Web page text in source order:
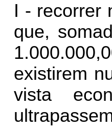
I - recorrer
que,
existirem
vista